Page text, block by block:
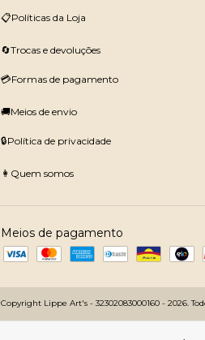
📋Políticas da Loja
🔄Trocas e devoluções
💳Formas de pagamento
🚚Meios de envio
🔒Política de privacidade
👩Quem somos
Meios de pagamento
Copyright Lippe Art's - 32302083000160 - 2026.